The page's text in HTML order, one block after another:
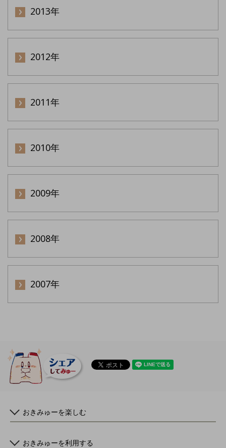
2013年
2012年
2011年
2010年
2009年
2008年
2007年
おきみゅーを楽しむ
おきみゅーを利用する